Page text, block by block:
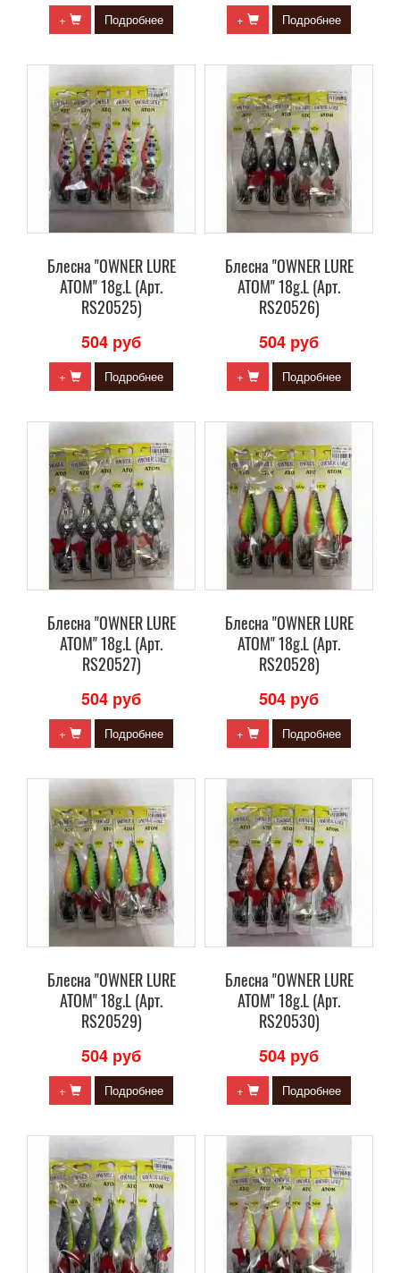
+ Подробнее + Подробнее
Блесна "OWNER LURE
ATOM" 18g.L (Арт.
RS20525)
504 руб
+ Подробнее
Блесна "OWNER LURE
ATOM" 18g.L (Арт.
RS20526)
504 руб
+ Подробнее
Блесна "OWNER LURE
ATOM" 18g.L (Арт.
RS20527)
504 руб
+ Подробнее
Блесна "OWNER LURE
ATOM" 18g.L (Арт.
RS20528)
504 руб
+ Подробнее
Блесна "OWNER LURE
ATOM" 18g.L (Арт.
RS20529)
504 руб
+ Подробнее
Блесна "OWNER LURE
ATOM" 18g.L (Арт.
RS20530)
504 руб
+ Подробнее